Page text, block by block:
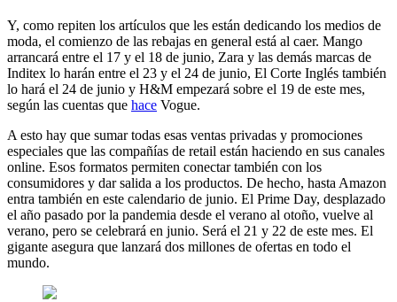
Y, como repiten los artículos que les están dedicando los medios de
moda, el comienzo de las rebajas en general está al caer. Mango
arrancará entre el 17 y el 18 de junio, Zara y las demás marcas de
Inditex lo harán entre el 23 y el 24 de junio, El Corte Inglés también
lo hará el 24 de junio y H&M empezará sobre el 19 de este mes,
según las cuentas que hace Vogue.
A esto hay que sumar todas esas ventas privadas y promociones
especiales que las compañías de retail están haciendo en sus canales
online. Esos formatos permiten conectar también con los
consumidores y dar salida a los productos. De hecho, hasta Amazon
entra también en este calendario de junio. El Prime Day, desplazado
el año pasado por la pandemia desde el verano al otoño, vuelve al
verano, pero se celebrará en junio. Será el 21 y 22 de este mes. El
gigante asegura que lanzará dos millones de ofertas en todo el
mundo.